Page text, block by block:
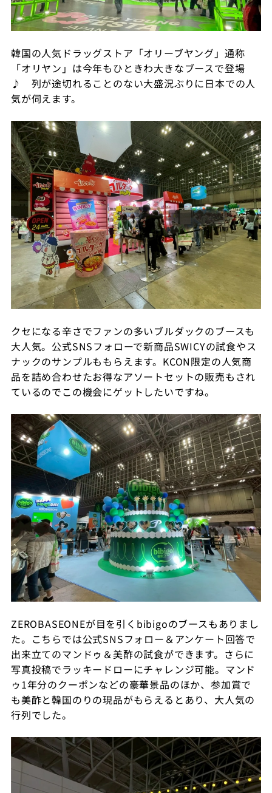
韓国の人気ドラッグストア「オリーブヤング」通称
「オリヤン」は今年もひときわ大きなブースで登場
♪ 列が途切れることのない大盛況ぶりに日本での人
気が伺えます。
クセになる辛さでファンの多いブルダックのブースも
大人気。公式SNSフォローで新商品SWICYの試食やス
ナックのサンプルももらえます。KCON限定の人気商
品を詰め合わせたお得なアソートセットの販売もされ
ているのでこの機会にゲットしたいですね。
ZEROBASEONEが目を引く bibigoのブースもありまし
た。こちらでは公式SNSフォロー＆アンケート回答で
出来立てのマンドゥ＆美酢の試食ができます。さらに
写真投稿でラッキードローにチャレンジ可能。マンド
ゥ1年分のクーポンなどの豪華景品のほか、参加賞で
も美酢と韓国のりの現品がもらえるとあり、大人気の
行列でした。